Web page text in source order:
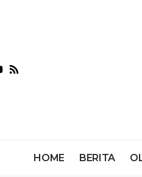
HOME BERITA